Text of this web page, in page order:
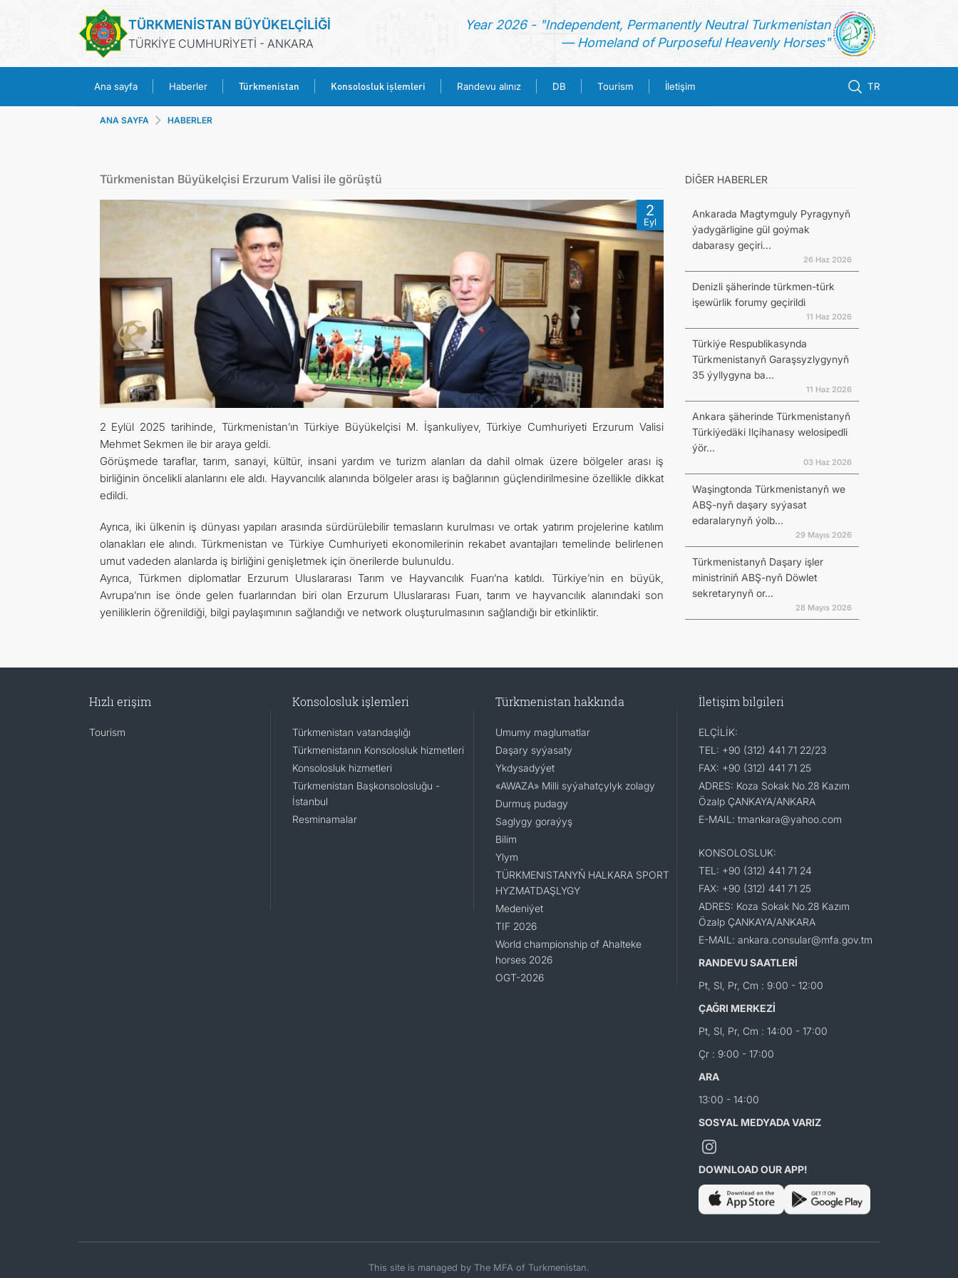
TÜRKMENİSTAN BÜYÜKELÇİLİĞİ
TÜRKİYE CUMHURİYETİ - ANKARA
Year 2026 - "Independent, Permanently Neutral Turkmenistan
— Homeland of Purposeful Heavenly Horses"
Ana sayfa Haberler Türkmenistan Konsolosluk işlemleri Randevu alınız DB Tourism İletişim TR
TÜRKMENISTAN
RANDEVU ALINIZ
DB
TOURISM
İLETIŞIM
ANA SAYFA HABERLER
Türkmenistan Büyükelçisi Erzurum Valisi ile görüştü
2
Eyl
2 Eylül 2025 tarihinde, Türkmenistan’ın Türkiye Büyükelçisi M. İşankuliyev, Türkiye Cumhuriyeti Erzurum Valisi
Mehmet Sekmen ile bir araya geldi.
Görüşmede taraflar, tarım, sanayi, kültür, insani yardım ve turizm alanları da dahil olmak üzere bölgeler arası iş
birliğinin öncelikli alanlarını ele aldı. Hayvancılık alanında bölgeler arası iş bağlarının güçlendirilmesine özellikle dikkat
edildi.
Ayrıca, iki ülkenin iş dünyası yapıları arasında sürdürülebilir temasların kurulması ve ortak yatırım projelerine katılım
olanakları ele alındı. Türkmenistan ve Türkiye Cumhuriyeti ekonomilerinin rekabet avantajları temelinde belirlenen
umut vadeden alanlarda iş birliğini genişletmek için önerilerde bulunuldu.
Ayrıca, Türkmen diplomatlar Erzurum Uluslararası Tarım ve Hayvancılık Fuarı’na katıldı. Türkiye’nin en büyük,
Avrupa’nın ise önde gelen fuarlarından biri olan Erzurum Uluslararası Fuarı, tarım ve hayvancılık alanındaki son
yeniliklerin öğrenildiği, bilgi paylaşımının sağlandığı ve network oluşturulmasının sağlandığı bir etkinliktir.
DİĞER HABERLER
Ankarada Magtymguly Pyragynyň
ýadygärligine gül goýmak
dabarasy geçiri...
26 Haz 2026
Denizli şäherinde türkmen-türk
işewürlik forumy geçirildi
11 Haz 2026
Türkiýe Respublikasynda
Türkmenistanyň Garaşsyzlygynyň
35 ýyllygyna ba...
11 Haz 2026
Ankara şäherinde Türkmenistanyň
Türkiýedäki Ilçihanasy welosipedli
ýör...
03 Haz 2026
Waşingtonda Türkmenistanyň we
ABŞ-nyň daşary syýasat
edaralarynyň ýolb...
29 Mayıs 2026
Türkmenistanyň Daşary işler
ministriniň ABŞ-nyň Döwlet
sekretarynyň or...
28 Mayıs 2026
Hızlı erişim
Tourism
Konsolosluk işlemleri
Türkmenistan vatandaşlığı
Türkmenistanın Konsolosluk hizmetleri
Konsolosluk hizmetleri
Türkmenistan Başkonsolosluğu -
İstanbul
Resminamalar
Türkmenistan hakkında
Umumy maglumatlar
Daşary syýasaty
Ykdysadyýet
«AWAZA» Milli syýahatçylyk zolagy
Durmuş pudagy
Saglygy goraýyş
Bilim
Ylym
TÜRKMENISTANYŇ HALKARA SPORT
HYZMATDAŞLYGY
Medeniýet
TIF 2026
World championship of Ahalteke
horses 2026
OGT-2026
İletişim bilgileri
ELÇİLİK:
TEL: +90 (312) 441 71 22/23
FAX: +90 (312) 441 71 25
ADRES: Koza Sokak No.28 Kazım
Özalp ÇANKAYA/ANKARA
E-MAIL: tmankara@yahoo.com
KONSOLOSLUK:
TEL: +90 (312) 441 71 24
FAX: +90 (312) 441 71 25
ADRES: Koza Sokak No.28 Kazım
Özalp ÇANKAYA/ANKARA
E-MAIL: ankara.consular@mfa.gov.tm
RANDEVU SAATLERİ
Pt, Sl, Pr, Cm : 9:00 - 12:00
ÇAĞRI MERKEZİ
Pt, Sl, Pr, Cm : 14:00 - 17:00
Çr : 9:00 - 17:00
ARA
13:00 - 14:00
SOSYAL MEDYADA VARIZ
DOWNLOAD OUR APP!
This site is managed by The MFA of Turkmenistan.